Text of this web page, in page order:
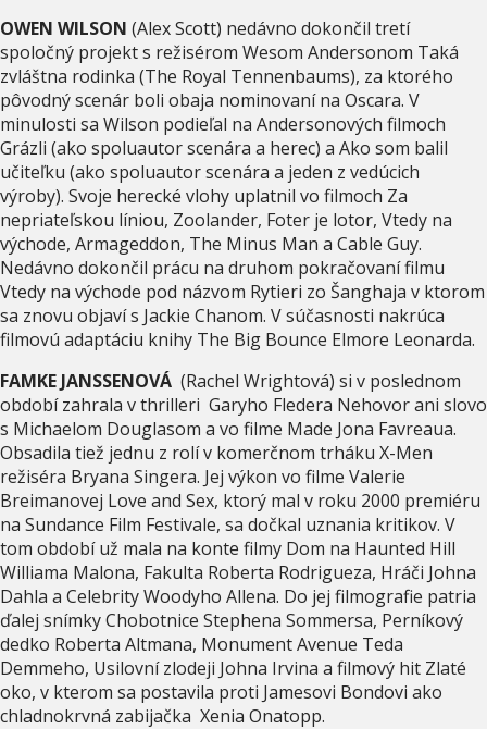
OWEN WILSON (Alex Scott) nedávno dokončil tretí
spoločný projekt s režisérom Wesom Andersonom Taká
zvláštna rodinka (The Royal Tennenbaums), za ktorého
pôvodný scenár boli obaja nominovaní na Oscara. V
minulosti sa Wilson podieľal na Andersonových filmoch
Grázli (ako spoluautor scenára a herec) a Ako som balil
učiteľku (ako spoluautor scenára a jeden z vedúcich
výroby). Svoje herecké vlohy uplatnil vo filmoch Za
nepriateľskou líniou, Zoolander, Foter je lotor, Vtedy na
východe, Armageddon, The Minus Man a Cable Guy.
Nedávno dokončil prácu na druhom pokračovaní filmu
Vtedy na východe pod názvom Rytieri zo Šanghaja v ktorom
sa znovu objaví s Jackie Chanom. V súčasnosti nakrúca
filmovú adaptáciu knihy The Big Bounce Elmore Leonarda.
FAMKE JANSSENOVÁ (Rachel Wrightová) si v poslednom
období zahrala v thrilleri Garyho Fledera Nehovor ani slovo
s Michaelom Douglasom a vo filme Made Jona Favreaua.
Obsadila tiež jednu z rolí v komerčnom trháku X-Men
režiséra Bryana Singera. Jej výkon vo filme Valerie
Breimanovej Love and Sex, ktorý mal v roku 2000 premiéru
na Sundance Film Festivale, sa dočkal uznania kritikov. V
tom období už mala na konte filmy Dom na Haunted Hill
Williama Malona, Fakulta Roberta Rodrigueza, Hráči Johna
Dahla a Celebrity Woodyho Allena. Do jej filmografie patria
ďalej snímky Chobotnice Stephena Sommersa, Perníkový
dedko Roberta Altmana, Monument Avenue Teda
Demmeho, Usilovní zlodeji Johna Irvina a filmový hit Zlaté
oko, v kterom sa postavila proti Jamesovi Bondovi ako
chladnokrvná zabijačka Xenia Onatopp.